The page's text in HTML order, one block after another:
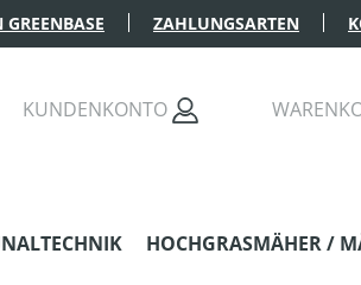
ZAHLUNGSARTEN
KUNDENKONTO
HOCHGRASMÄHER /